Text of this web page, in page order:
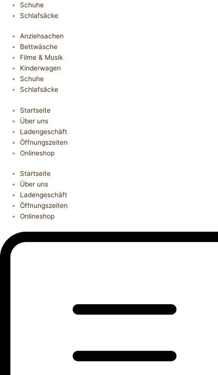
Schuhe
Schlafsäcke
Anziehsachen
Bettwäsche
Filme & Musik
Kinderwagen
Schuhe
Schlafsäcke
Startseite
Über uns
Ladengeschäft
Öffnungszeiten
Onlineshop
Startseite
Über uns
Ladengeschäft
Öffnungszeiten
Onlineshop